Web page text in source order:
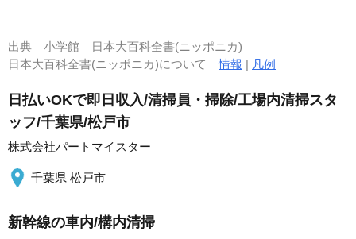
出典 小学館 日本大百科全書(ニッポニカ)
日本大百科全書(ニッポニカ)について情報 | 凡例
日払いOKで即日収入/清掃員・掃除/工場内清掃スタ
ッフ/千葉県/松戸市
株式会社パートマイスター
千葉県 松戸市
新幹線の車内/構内清掃